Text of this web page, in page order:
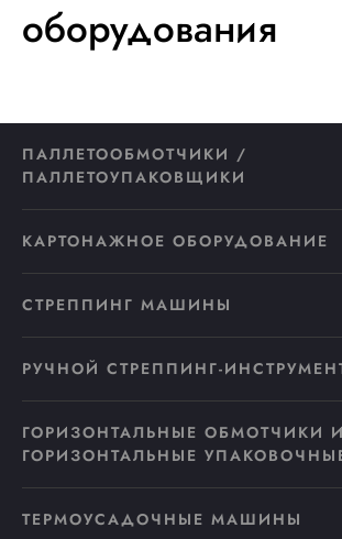
оборудования
ПАЛЛЕТООБМОТЧИКИ /
ПАЛЛЕТОУПАКОВЩИКИ
КАРТОНАЖНОЕ ОБОРУДОВАНИЕ
СТРЕППИНГ МАШИНЫ
РУЧНОЙ СТРЕППИНГ-
ГОРИЗОНТАЛЬНЫЕ ОБМОТЧИКИ И
ГОРИЗОНТАЛЬНЫЕ
ТЕРМОУСАДОЧНЫЕ МАШИНЫ